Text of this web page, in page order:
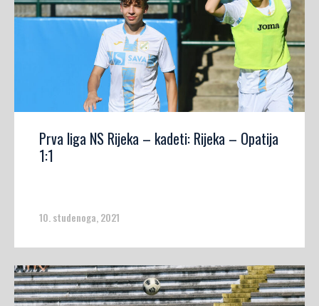
Prva liga NS Rijeka – kadeti: Rijeka – Opatija
1:1
10. studenoga, 2021